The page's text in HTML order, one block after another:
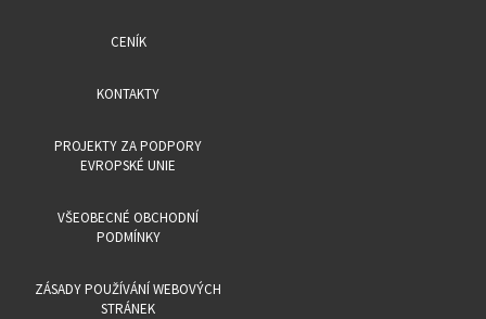
CENÍK
KONTAKTY
PROJEKTY ZA PODPORY
EVROPSKÉ UNIE
VŠEOBECNÉ OBCHODNÍ
PODMÍNKY
ZÁSADY POUŽÍVÁNÍ WEBOVÝCH
STRÁNEK